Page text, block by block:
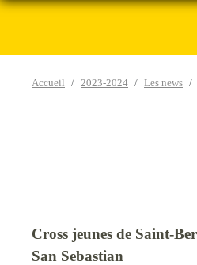
Accueil 2023-2024 Les news
Cross jeunes de Saint-
San Sebastian